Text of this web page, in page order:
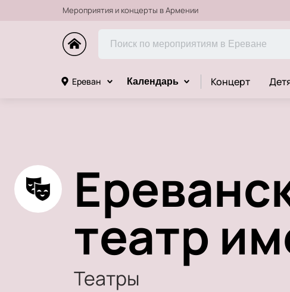
Мероприятия и концерты в Армении
Ереван Календарь Концерт
театр
Театры